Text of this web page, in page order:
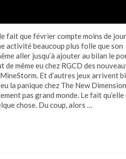
fait que février compte moins de
activité beaucoup plus folle que son
aller jusqu’à ajouter au bilan le
même eu chez RGCD des
Et d’autres jeux arrivent
la panique chez The New
pas grand monde. Le fait
chose. Du coup, alors …